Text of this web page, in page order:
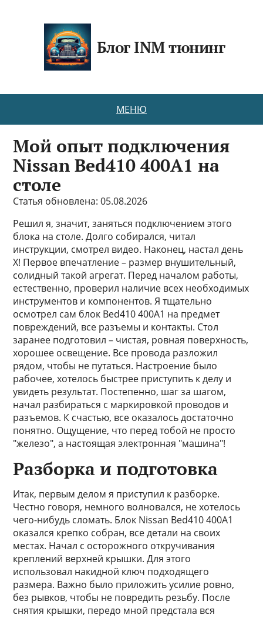
Блог INM тюнинг
МЕНЮ
Мой опыт подключения
Nissan Bed410 400A1 на
столе
Статья обновлена: 05.08.2026
Решил я, значит, заняться подключением этого
блока на столе. Долго собирался, читал
инструкции, смотрел видео. Наконец, настал день
Х! Первое впечатление – размер внушительный,
солидный такой агрегат. Перед началом работы,
естественно, проверил наличие всех необходимых
инструментов и компонентов. Я тщательно
осмотрел сам блок Bed410 400A1 на предмет
повреждений, все разъемы и контакты. Стол
заранее подготовил – чистая, ровная поверхность,
хорошее освещение. Все провода разложил
рядом, чтобы не путаться. Настроение было
рабочее, хотелось быстрее приступить к делу и
увидеть результат. Постепенно, шаг за шагом,
начал разбираться с маркировкой проводов и
разъемов. К счастью, все оказалось достаточно
понятно. Ощущение, что перед тобой не просто
"железо", а настоящая электронная "машина"!
Разборка и подготовка
Итак, первым делом я приступил к разборке.
Честно говоря, немного волновался, не хотелось
чего-нибудь сломать. Блок Nissan Bed410 400A1
оказался крепко собран, все детали на своих
местах. Начал с осторожного откручивания
креплений верхней крышки. Для этого
использовал накидной ключ подходящего
размера. Важно было приложить усилие ровно,
без рывков, чтобы не повредить резьбу. После
снятия крышки, передо мной предстала вся